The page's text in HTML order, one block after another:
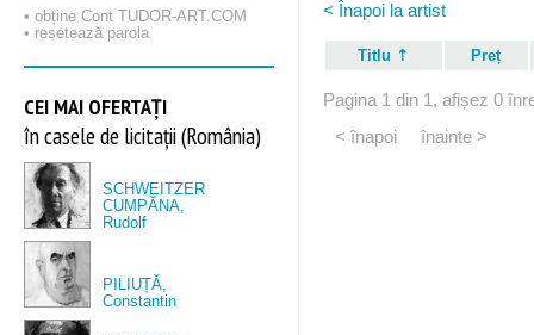
• obține Cont TUDOR‑ART.COM
• resetează parola
CEI MAI OFERTAȚI
în casele de licitații (România)
SCHWEITZER
CUMPĂNA,
Rudolf
PILIUȚĂ,
Constantin
< Înapoi la artist
Titlu Preț
Pagina 1 din 1, afișez 0
< înapoi
înainte >